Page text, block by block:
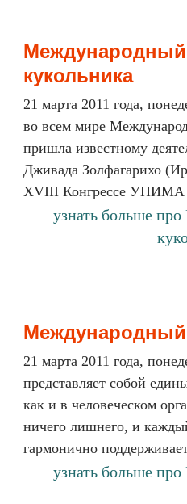
кукольника
21 марта 2011 года,
во всем мире
пришла известному
Дживада Золфагарихо
XVIII Конгрессе УНИМА
узнать больше
Международный
21 марта 2011 года,
представляет собой
как и в человеческом
ничего лишнего, и
гармонично
узнать больше